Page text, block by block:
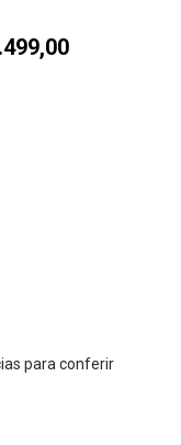
para conferir